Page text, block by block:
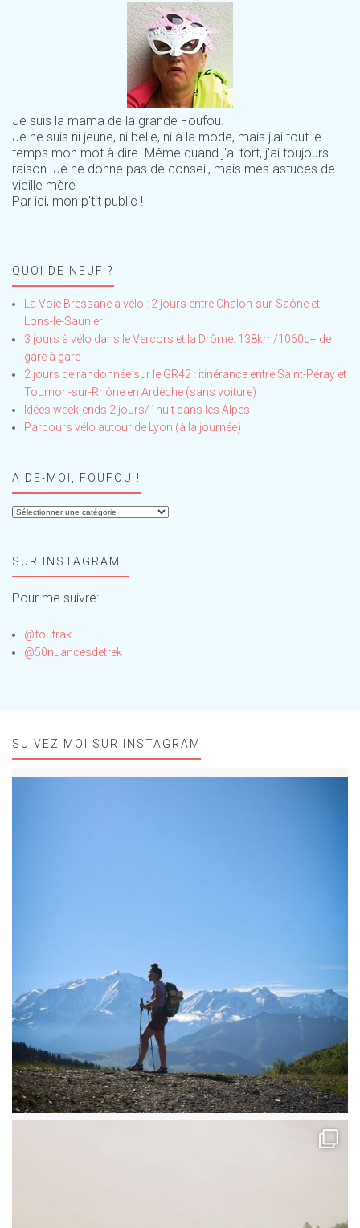
Je suis la mama de la grande Foufou.
Je ne suis ni jeune, ni belle, ni à la mode, mais j'ai tout le
temps mon mot à dire. Même quand j'ai tort, j'ai toujours
raison. Je ne donne pas de conseil, mais mes astuces de
vieille mère
Par ici, mon p'tit public !
QUOI DE NEUF ?
La Voie Bressane à vélo : 2 jours entre Chalon-sur-Saône et
Lons-le-Saunier
3 jours à vélo dans le Vercors et la Drôme: 138km/1060d+ de
gare à gare
2 jours de randonnée sur le GR42 : itinérance entre Saint-Péray et
Tournon-sur-Rhône en Ardèche (sans voiture)
Idées week-ends 2 jours/1nuit dans les Alpes
Parcours vélo autour de Lyon (à la journée)
AIDE-MOI, FOUFOU !
Aide-
!SUR INSTAGRAM…
Pour me suivre:
@foutrak
@50nuancesdetrek
SUIVEZ MOI SUR INSTAGRAM